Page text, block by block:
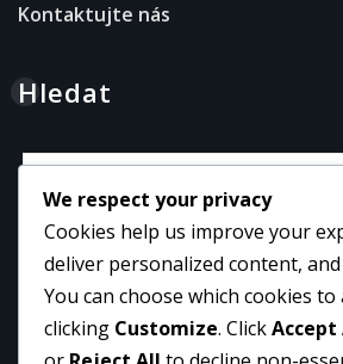
Kontaktujte nás
Hledat
Copyright © 2026 | Powered by
We respect your privacy
Cookies help us improve your
deliver personalized content,
You can choose which cookies to
clicking Customize. ClickAccept